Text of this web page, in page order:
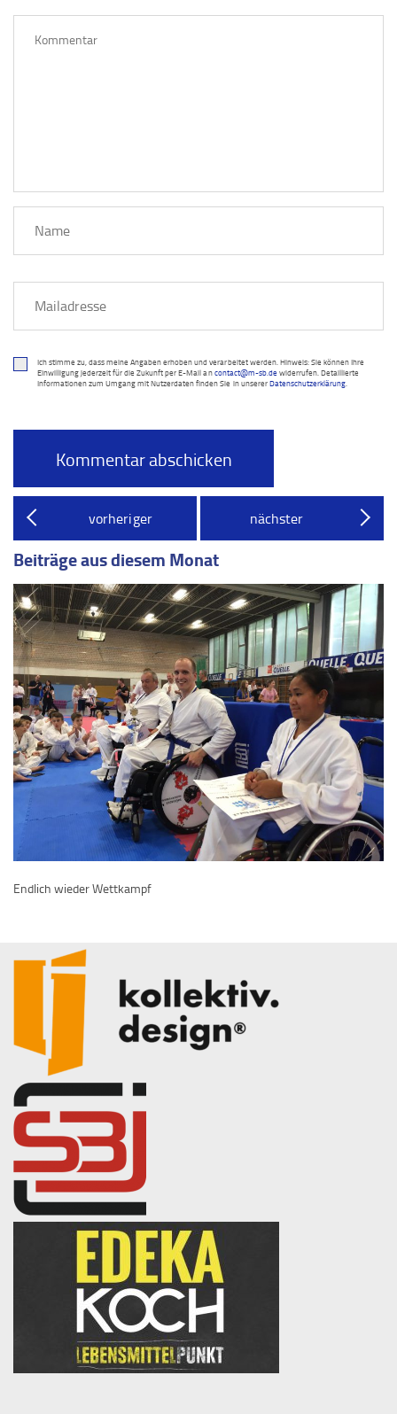
Ich stimme zu, dass meine Angaben erhoben und verarbeitet werden. Hinweis: Sie können Ihre
Einwilligung jederzeit für die Zukunft per E-Mail ancontact@m-sb.dewiderrufen. Detaillierte
Informationen zum Umgang mit Nutzerdaten finden Sie in unsererDatenschutzerklärung.
vorheriger nächster
Beiträge aus diesem Monat
Endlich wieder Wettkampf